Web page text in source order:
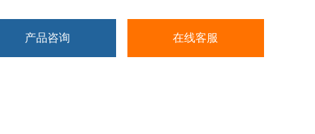
产品咨询 在线客服